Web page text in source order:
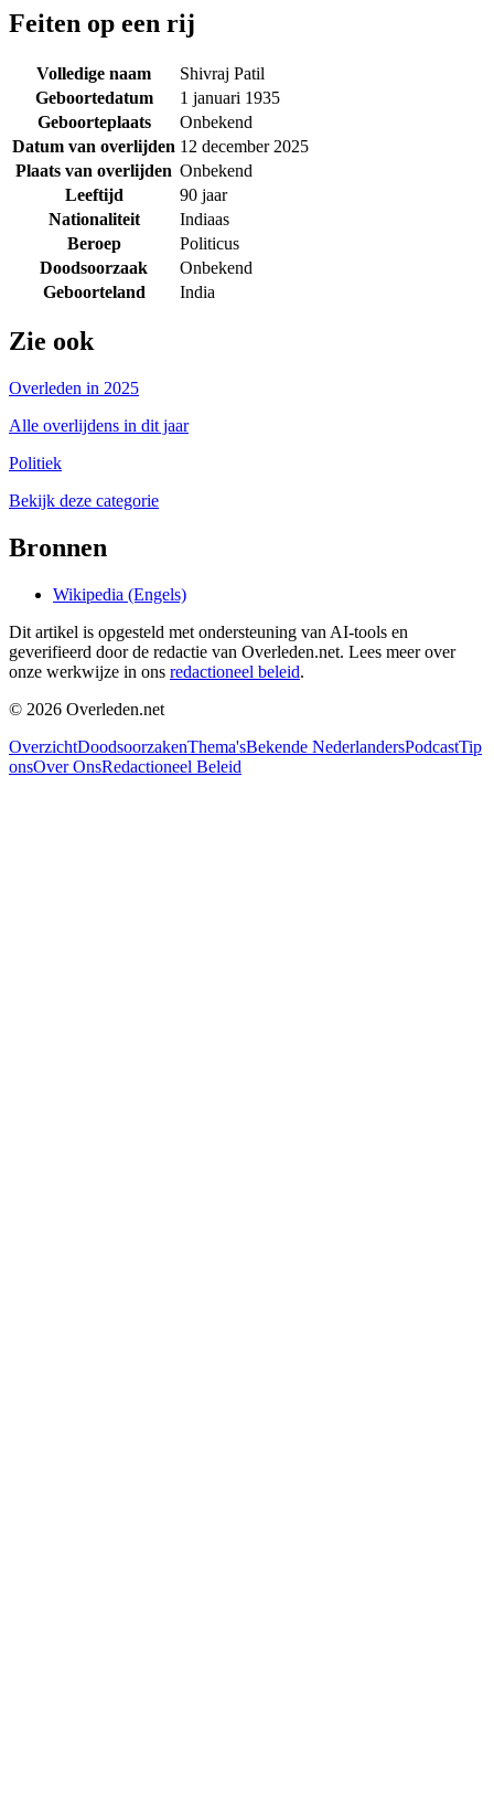
Feiten op een rij
Volledige naam
Shivraj Patil
Geboortedatum
1 januari 1935
Geboorteplaats
Onbekend
Datum van overlijden 12 december 2025
Plaats van overlijden Onbekend
Leeftijd
90 jaar
Nationaliteit
Indiaas
Beroep
Politicus
Doodsoorzaak
Onbekend
Geboorteland
India
Zie ook
Overleden in 2025
Alle overlijdens in dit jaar
Politiek
Bekijk deze categorie
Bronnen
Wikipedia (Engels)
Dit artikel is opgesteld met ondersteuning van AI-tools en
geverifieerd door de redactie van Overleden.net. Lees meer over
onze werkwijze in ons redactioneel beleid.
© 2026 Overleden.net
OverzichtDoodsoorzakenThema'sBekende NederlandersPodcastTip
onsOver OnsRedactioneel Beleid